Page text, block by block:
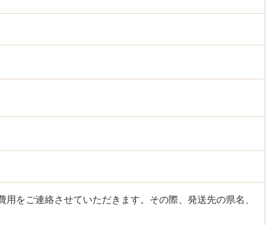
をご連絡させていただきます。その際、発送先の県名、